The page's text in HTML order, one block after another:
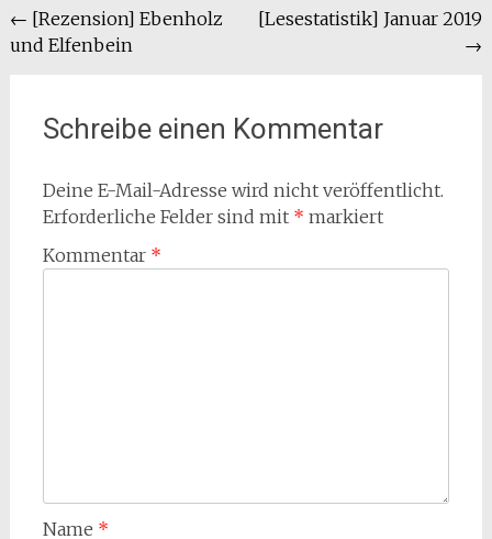
Beitragsnavigation
← [Rezension] Ebenholz
und Elfenbein
[Lesestatistik] Januar 2019
→
Schreibe einen Kommentar
Deine E-Mail-Adresse wird nicht veröffentlicht.
Erforderliche Felder sind mit * markiert
Kommentar *
Name *